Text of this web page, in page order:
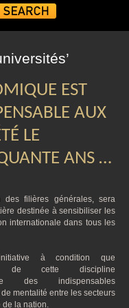
EST
AUX
LE
ANS …
filières générales, sera
destinée à sensibiliser les
internationale dans tous les
à condition que
de cette discipline
des indispensables
mentalité entre les secteurs
de la nation.